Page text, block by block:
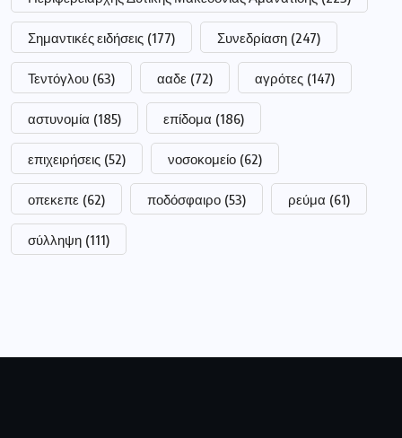
Σημαντικές ειδήσεις (177) Συνεδρίαση (247)
Τεντόγλου (63) ααδε (72) αγρότες (147)
αστυνομία (185) επίδομα (186)
επιχειρήσεις (52) νοσοκομείο (62)
οπεκεπε (62) ποδόσφαιρο (53) ρεύμα (61)
σύλληψη (111)